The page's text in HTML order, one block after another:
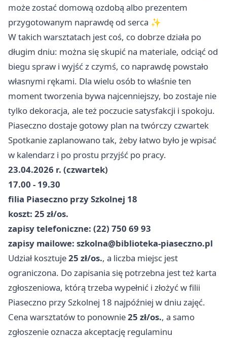
może zostać domową ozdobą albo prezentem
przygotowanym naprawdę od serca ✨
W takich warsztatach jest coś, co dobrze działa po
długim dniu: można się skupić na materiale, odciąć od
biegu spraw i wyjść z czymś, co naprawdę powstało
własnymi rękami. Dla wielu osób to właśnie ten
moment tworzenia bywa najcenniejszy, bo zostaje nie
tylko dekoracja, ale też poczucie satysfakcji i spokoju.
Piaseczno dostaje gotowy plan na twórczy czwartek
Spotkanie zaplanowano tak, żeby łatwo było je wpisać
w kalendarz i po prostu przyjść po pracy.
23.04.2026 r. (czwartek)
17.00 - 19.30
filia Piaseczno przy Szkolnej 18
koszt: 25 zł/os.
zapisy telefoniczne: (22) 750 69 93
zapisy mailowe: szkolna@biblioteka-piaseczno.pl
Udział kosztuje25 zł/os., a liczba miejsc jest
ograniczona. Do zapisania się potrzebna jest też karta
zgłoszeniowa, którą trzeba wypełnić i złożyć w filii
Piaseczno przy Szkolnej 18 najpóźniej w dniu zajęć.
Cena warsztatów to ponownie25 zł/os., a samo
zgłoszenie oznacza akceptację regulaminu